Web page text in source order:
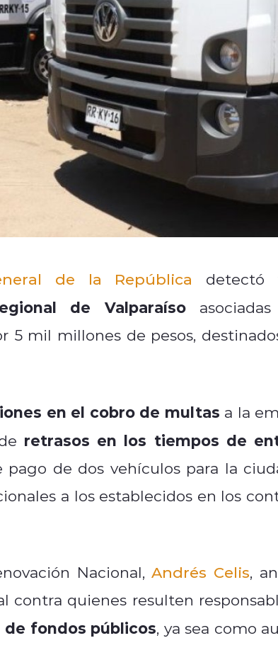
de la República detectó
de Valparaíso
5 mil millones de pesos,
en el cobro de multas a la
retrasos en los tiempos de
de dos vehículos para la
a los establecidos en los
Nacional,Andrés Celis,
quienes resulten
de fondos públicos, ya sea como